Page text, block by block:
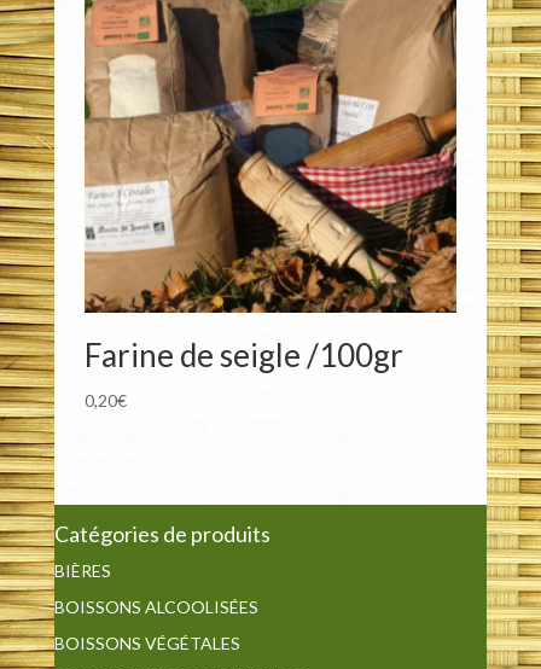
Farine de seigle /100gr
0,20€
Catégories de produits
BIÈRES
BOISSONS ALCOOLISÉES
BOISSONS VÉGÉTALES